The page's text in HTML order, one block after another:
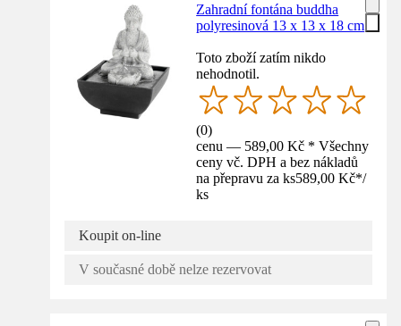
Zahradní fontána buddha
polyresinová 13 x 13 x 18 cm
Toto zboží zatím nikdo
nehodnotil.
(0)
cenu — 589,00 Kč * Všechny
ceny vč. DPH a bez nákladů
na přepravu za ks589,00 Kč*/
ks
Koupit on-line
V současné době nelze rezervovat